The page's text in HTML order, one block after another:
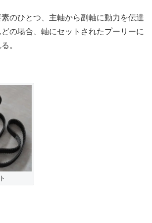
のひとつ、主軸から副軸に動力を伝達
の場合、軸にセットされたプーリーに
。